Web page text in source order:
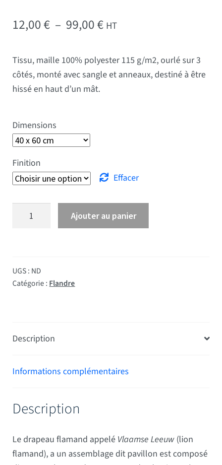
12,00€ – 99,00€Plage de prix : 12,00 €
HT
Tissu, maille 100% polyester 115 g/m2, ourlé sur 3
côtés, monté avec sangle et anneaux, destiné à être
hissé en haut d’un mât.
Dimensions
Finition
Effacer
quantité de Drapeau Flandre
Ajouter au panier
UGS : ND
Catégorie : Flandre
Description
Informations complémentaires
Description
Le drapeau flamand appelé Vlaamse Leeuw (lion
flamand), a un assemblage dit pavillonestcomposé